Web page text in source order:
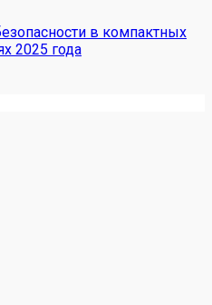
в компактных
2025 года